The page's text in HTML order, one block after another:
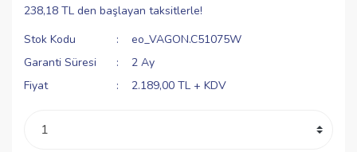
238,18 TL den başlayan taksitlerle!
Stok Kodu
eo_VAGON.C51075W
Garanti Süresi
2 Ay
Fiyat
2.189,00 TL + KDV